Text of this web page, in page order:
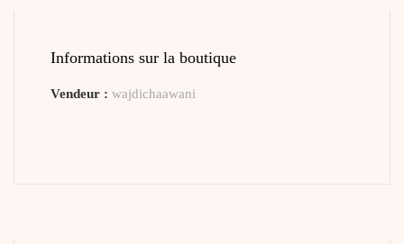
Informations sur la boutique
Vendeur : wajdichaawani